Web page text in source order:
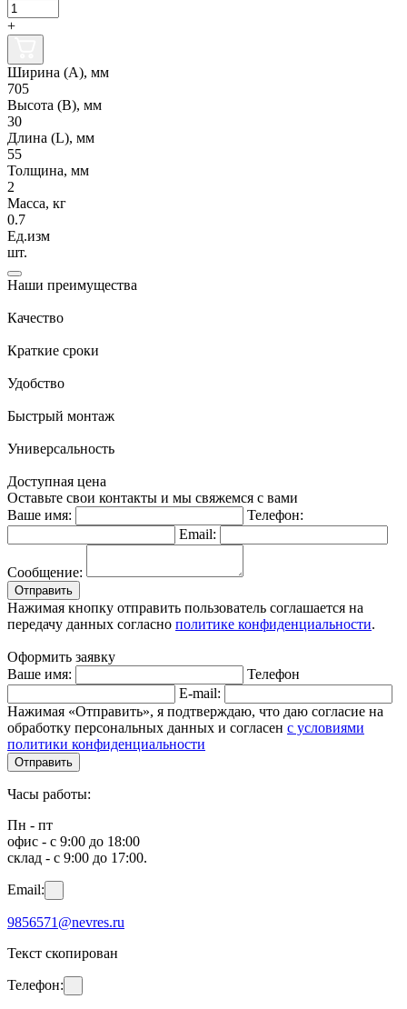
+
Ширина (А), мм
705
Высота (В), мм
30
Длина (L), мм
55
Толщина, мм
2
Масса, кг
0.7
Ед.изм
шт.
Наши преимущества
Качество
Краткие сроки
Удобство
Быстрый монтаж
Универсальность
Доступная цена
Оставьте свои контакты и мы свяжемся с вами
Ваше имя:
Телефон:
Email:
Сообщение:
Отправить
Нажимая кнопку отправить пользователь соглашается на
передачу данных согласно политике конфиденциальности.
Оформить заявку
Ваше имя:
Телефон
E-mail:
Нажимая «Отправить», я подтверждаю, что даю согласие на
обработку персональных данных и согласен с условиями
политики конфиденциальности
Отправить
Часы работы:
Пн - пт
офис - с 9:00 до 18:00
склад - с 9:00 до 17:00.
Email:
9856571@nevres.ru
Текст скопирован
Телефон: